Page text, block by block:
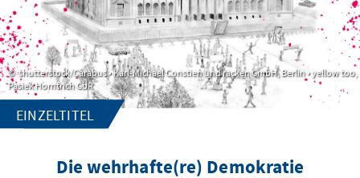
shutterstock/Carabus • Karl-Michael Constien und racken GmbH, Berlin • yellow too,
Pasiek Horntrich GbR
EINZELTITEL
Die wehrhafte(re) Demokratie